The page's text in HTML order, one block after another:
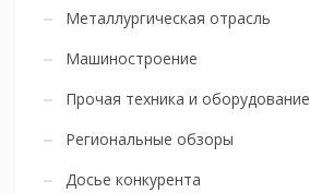
Металлургическая отрасль
Машиностроение
Прочая техника и оборудование
Региональные обзоры
Досье конкурента